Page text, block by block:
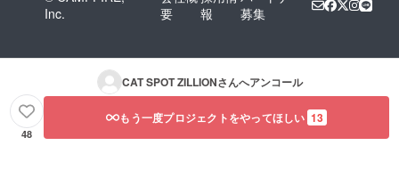
Inc.
要
報
募集
CAT SPOT ZILLIONさんへアンコール
48
もう一度プロジェクトをやってほしい 13